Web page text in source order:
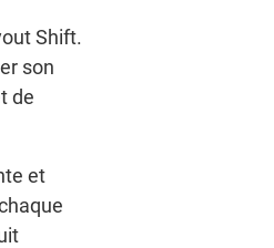
Shift.
son
de
et